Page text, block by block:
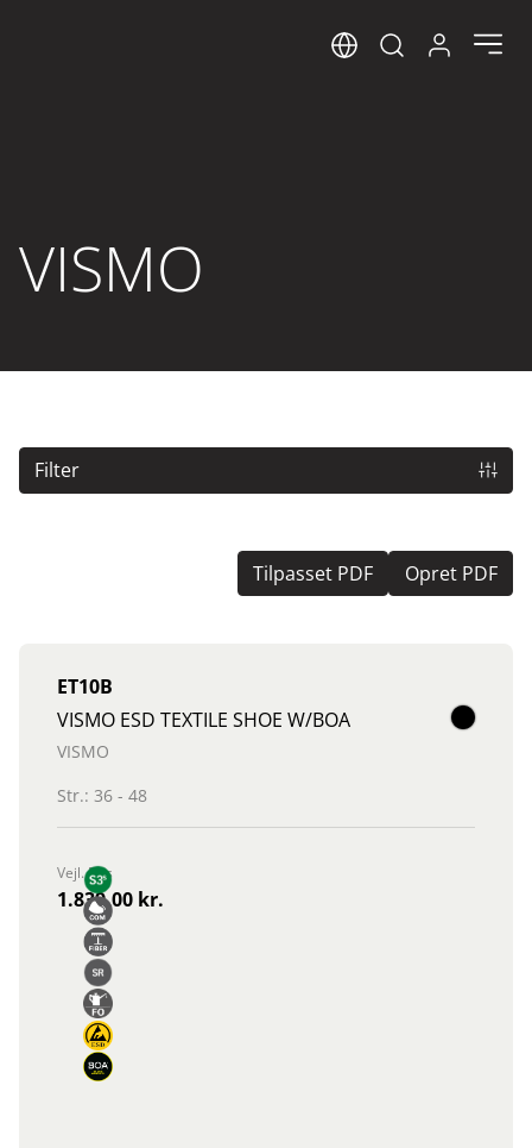
Sprog
Log ind her
VISMO
Filter
Tilpasset PDF Opret PDF
ET10B
VISMO ESD TEXTILE SHOE W/BOA
VISMO
Str.: 36 - 48
Vejl. Pris
1.839,00 kr.